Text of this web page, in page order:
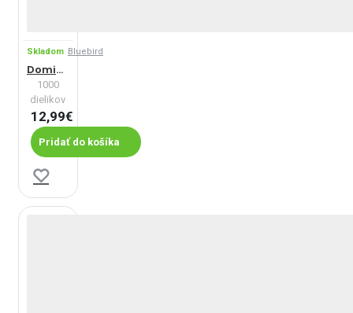
Skladom Bluebird
Dominantná krivka, 1936
1000
dielikov
12,99€
Pridať do košíka